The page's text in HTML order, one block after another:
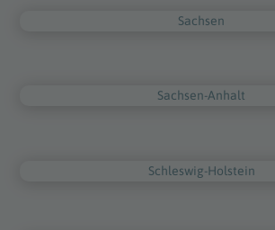
Sachsen
Sachsen-Anhalt
Schleswig-Holstein